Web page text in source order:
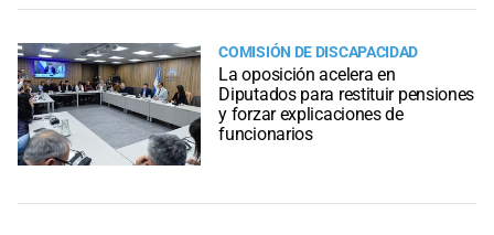
COMISIÓN DE DISCAPACIDAD
La oposición acelera en
Diputados para restituir pensiones
y forzar explicaciones de
funcionarios